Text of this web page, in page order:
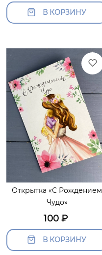
В КОРЗИНУ
Открытка «С Рождением
Чудо»
100 ₽
В КОРЗИНУ